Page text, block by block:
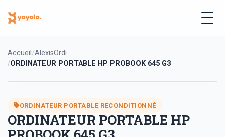
Accueil AlexisOrdi
ORDINATEUR PORTABLE HP PROBOOK 645 G3
ORDINATEUR PORTABLE RECONDITIONNÉ
ORDINATEUR PORTABLE HP